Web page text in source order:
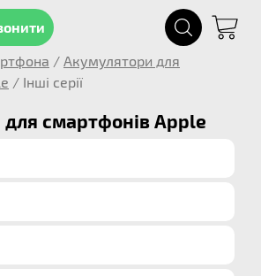
/ Акумулятори для
/ Інші серії
смартфонів Apple